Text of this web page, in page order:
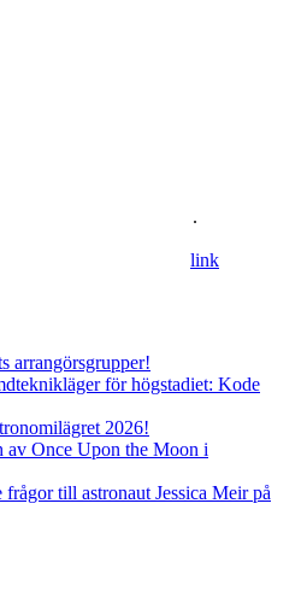
.
link
arrangörsgrupper!
för högstadiet: Kode
2026!
av Once Upon the Moon i
till astronaut Jessica Meir på